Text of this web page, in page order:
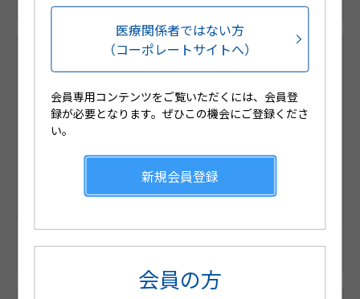
医療関係者ではない方
（コーポレートサイトへ）
会員専用コンテンツをご覧いただくには、会員登
録が必要となります。ぜひこの機会にご登録くださ
い。
新規会員登録
会員の方